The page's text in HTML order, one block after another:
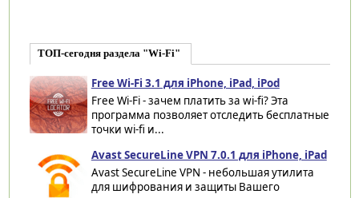
ТОП-сегодня раздела "Wi-Fi"
Free Wi-Fi 3.1 для iPhone, iPad, iPod
Free Wi-Fi - зачем платить за wi-fi? Эта
программа позволяет отследить бесплатные
точки wi-fi и...
Avast SecureLine VPN 7.0.1 для iPhone, iPad
Avast SecureLine VPN - небольшая утилита
для шифрования и защиты Вашего